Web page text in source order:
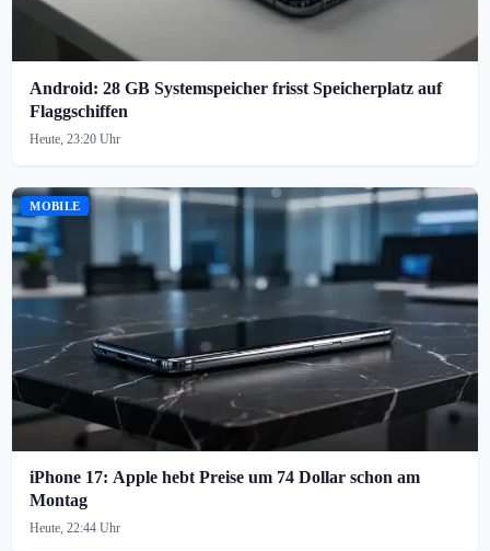
Android: 28 GB Systemspeicher frisst Speicherplatz auf
Flaggschiffen
Heute, 23:20 Uhr
MOBILE
iPhone 17: Apple hebt Preise um 74 Dollar schon am
Montag
Heute, 22:44 Uhr